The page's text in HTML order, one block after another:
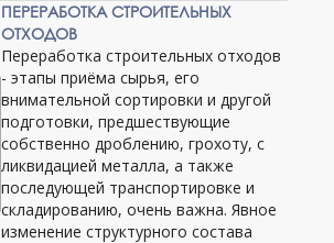
ПЕРЕРАБОТКА СТРОИТЕЛЬНЫХ
ОТХОДОВ
Переработка строительных отходов
- этапы приёма сырья, его
внимательной сортировки и другой
подготовки, предшествующие
собственно дроблению, грохоту, с
ликвидацией металла, а также
последующей транспортировке и
складированию, очень важна. Явное
изменение структурного состава